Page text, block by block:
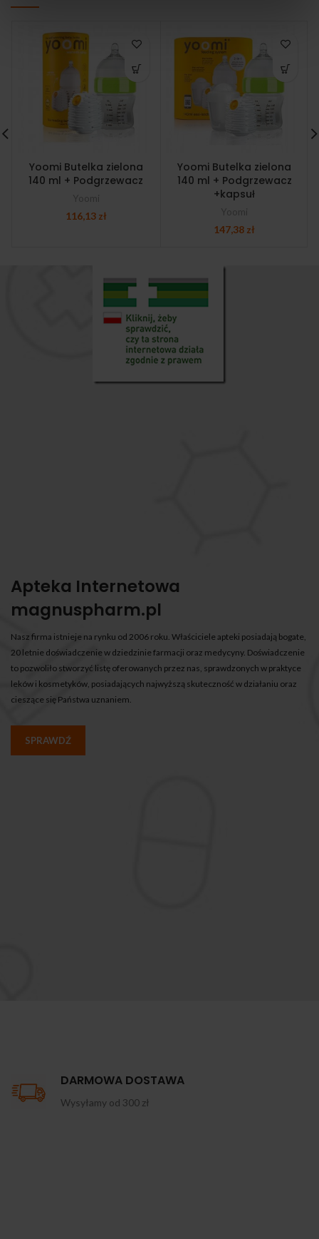
Yoomi Butelka zielona
140 ml + Podgrzewacz
116,13 zł
Yoomi Butelka zielona
140 ml + Podgrzewacz
+kapsuł
147,38 zł
Apteka Internetowa
magnuspharm.pl
Nasz firma istnieje na rynku od 2006 roku. Właściciele apteki posiadają bogate,
20 letnie doświadczenie w dziedzinie farmacji oraz medycyny. Doświadczenie
to pozwoliło stworzyć listę oferowanych przez nas, sprawdzonych w praktyce
leków i kosmetyków, posiadających najwyższą skuteczność w działaniu oraz
cieszące się Państwa uznaniem.
SPRAWDŹ
DARMOWA DOSTAWA
Wysyłamy od 300 zł